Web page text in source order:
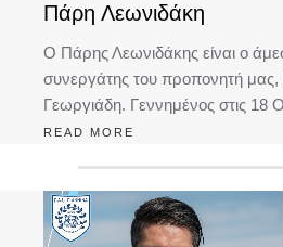
Πάρη Λεωνιδάκη
Ο Πάρης Λεωνιδάκης είναι ο
συνεργάτης του προπονητή
Γεωργιάδη. Γεννημένος στις 18
READ MORE